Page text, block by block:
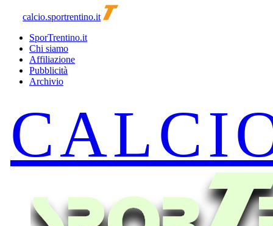
calcio.sportrentino.it
SporTrentino.it
Chi siamo
Affiliazione
Pubblicità
Archivio